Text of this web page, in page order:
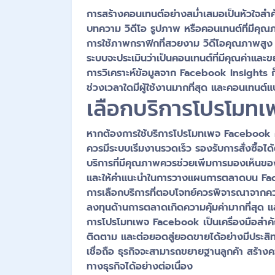
การสร้างคอนเทนต์อย่างสม่ำเสมอเป็นหัวใจ
บทความ วิดีโอ รูปภาพ หรือคอนเทนต์ที่มีคุณ
การใช้ภาพกราฟิกที่สวยงาม วิดีโอคุณภาพสูง
ระบบจะประเมินว่าเป็นคอนเทนต์ที่มีคุณค่าและ
การวิเคราะห์ข้อมูลจาก Facebook
ช่วงเวลาใดมีผู้ใช้งานมากที่สุด และคอนเทน
เลือกบริการโปรโม
หากต้องการใช้บริการโปรโมทเพจ
ควรมีระบบเริ่มงานรวดเร็ว รองรับการสั่งซื้
บริการที่มีคุณภาพควรช่วยเพิ่มการมองเห็นข
และให้คำแนะนำในการวางแผนการตลาดบน
การเลือกบริการที่ตอบโจทย์ควรพิจารณาจากค
ลงทุนด้านการตลาดเกิดความคุ้มค่ามากที่สุด
การโปรโมทเพจ Facebook เป็นเครื่องมือส
ติดตาม และต่อยอดสู่ยอดขายได้อย่างมีประสิ
เชื่อถือ ธุรกิจจะสามารถขยายฐานลูกค้า สร้า
ทางธุรกิจได้อย่างต่อเนื่อง